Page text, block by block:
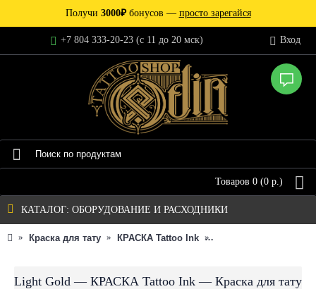
Получи 3000₽бонусов — просто зарегайся
+7 804 333-20-23 (c 11 до 20 мск) Вход
Товаров 0 (0 р.)
КАТАЛОГ: ОБОРУДОВАНИЕ И РАСХОДНИКИ
Краска для тату КРАСКА Tattoo Ink
Light Gold — КРАСКА Tattoo Ink — Краска для тату